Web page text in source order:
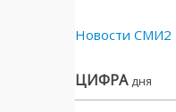
Новости СМИ2
ЦИФРА дня